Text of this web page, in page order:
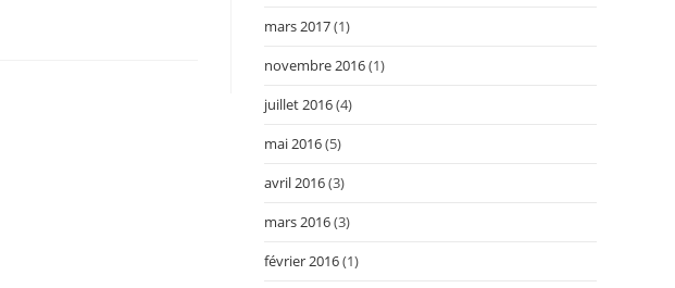
mars 2017(1)
novembre 2016(1)
juillet 2016(4)
mai 2016(5)
avril 2016(3)
mars 2016(3)
février 2016(1)